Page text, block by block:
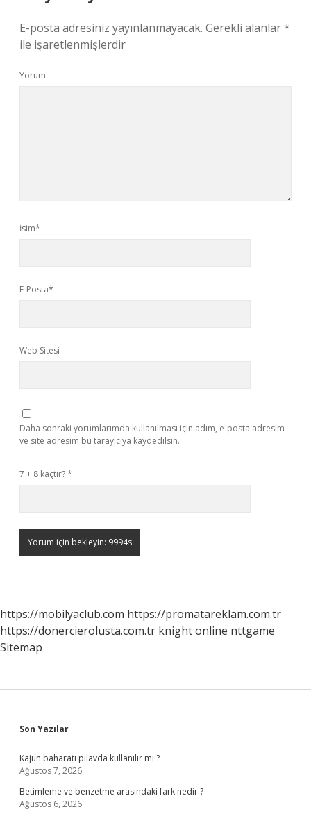
E-posta adresiniz yayınlanmayacak. Gerekli alanlar*
ile işaretlenmişlerdir
Yorum
İsim*
E-Posta*
Web Sitesi
Daha sonraki yorumlarımda kullanılması için adım, e-posta adresim
ve site adresim bu tarayıcıya kaydedilsin.
7 + 8 kaçtır?*
https://mobilyaclub.com https://promatareklam.com.tr
https://donercierolusta.com.tr knight online nttgame
Sitemap
Sidebar
Son Yazılar
Kajun baharatı pilavda kullanılır mı ?
Ağustos 7, 2026
Betimleme ve benzetme arasındaki fark nedir ?
Ağustos 6, 2026